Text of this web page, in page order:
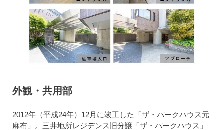
外観・共用部
2012年（平成24年）12月に竣工した「ザ・パークハウス元
麻布」。三井地所レジデンス旧分譲「ザ・パークハウス」